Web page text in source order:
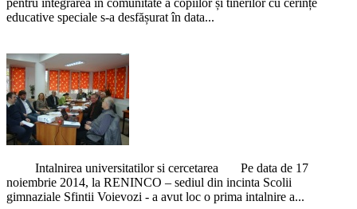
pentru integrarea în comunitate a copiilor și tinerilor cu cerințe
educative speciale s-a desfășurat în data...
Intalnirea universitatilor si cercetarea Pe data de 17
noiembrie 2014, la RENINCO – sediul din incinta Scolii
gimnaziale Sfintii Voievozi - a avut loc o prima intalnire a...